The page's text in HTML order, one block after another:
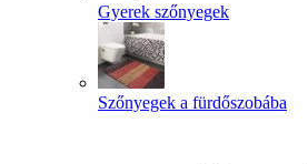
Gyerek szőnyegek
Szőnyegek a fürdőszobába